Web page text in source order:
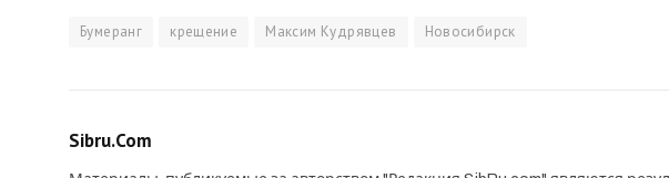
Бумеранг крещение Максим Кудрявцев Новосибирск
Sibru.Com